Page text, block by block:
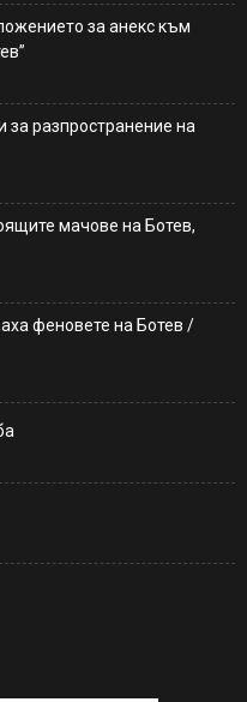
за анекс към
разпространение на
мачове на Ботев,
феновете на Ботев /